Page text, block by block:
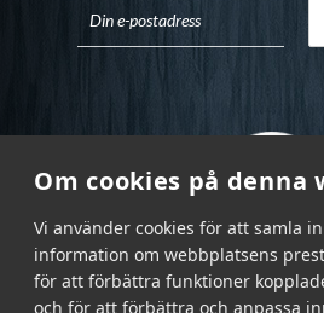
Om cookies på denna
Vi använder cookies för att samla
information om webbplatsens
för att förbättra funktioner
och för att förbättra och anpassa